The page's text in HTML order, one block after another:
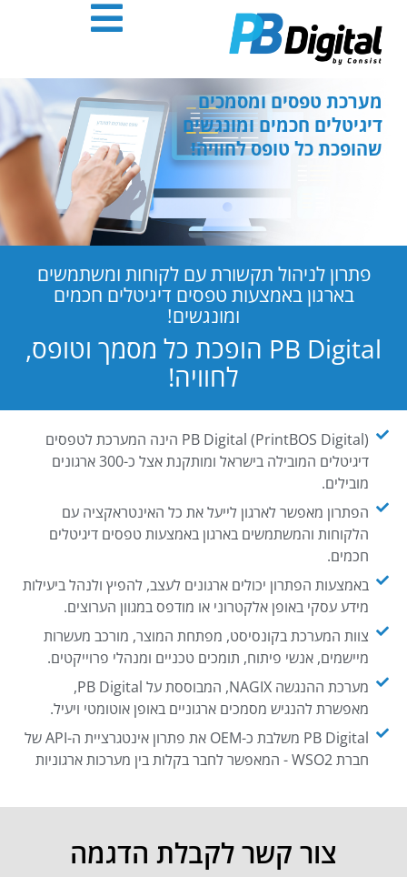
אנטר
מערכת טפסים ומסמכים
דיגיטלים חכמים ומונגשים
שהופכת כל טופס לחוויה!
פתרון לניהול תקשורת עם לקוחות ומשתמשים
בארגון באמצעות טפסים דיגיטלים חכמים
ומונגשים!
PB Digital הופכת כל מסמך וטופס,
לחוויה!
PB Digital (PrintBOS Digital) הינה המערכת לטפסים
דיגיטלים המובילה בישראל ומותקנת אצל כ-300 ארגונים
מובילים.
הפתרון מאפשר לארגון לייעל את כל האינטראקציה עם
הלקוחות והמשתמשים בארגון באמצעות טפסים דיגיטלים
חכמים.
באמצעות הפתרון יכולים ארגונים לעצב, להפיץ ולנהל ביעילות
מידע עסקי באופן אלקטרוני או מודפס במגוון הערוצים.
צוות המערכת בקונסיסט, מפתחת המוצר, מורכב מעשרות
מיישמים, אנשי פיתוח, תומכים טכניים ומנהלי פרוייקטים.
מערכת ההנגשה NAGIX, המבוססת על PB Digital,
מאפשרת להנגיש מסמכים ארגוניים באופן אוטומטי ויעיל.
PB Digital משלבת כ-OEM את פתרון אינטגרציית ה-API של
חברת WSO2 - המאפשר לחבר בקלות בין מערכות ארגוניות
צור קשר לקבלת הדגמה